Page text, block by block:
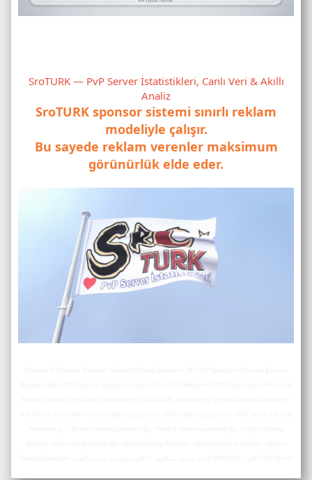
SroTURK — PvP Server İstatistikleri, Canlı Veri & Akıllı
Analiz
SroTURK sponsor sistemi sınırlı reklam
modeliyle çalışır.
Bu sayede reklam verenler maksimum
görünürlük elde eder.